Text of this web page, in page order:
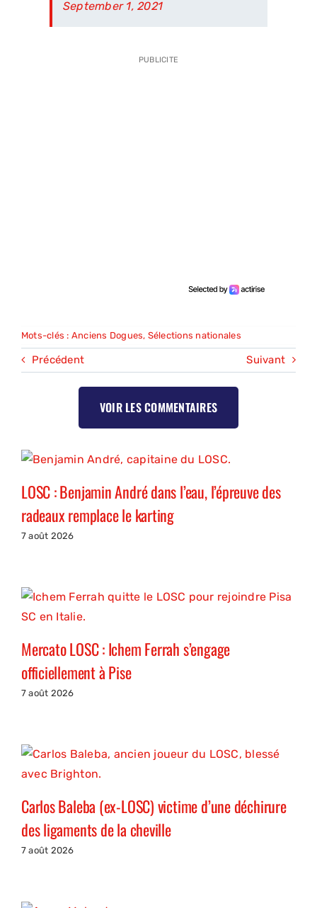
September 1, 2021
PUBLICITE
Mots-clés : Anciens Dogues, Sélections nationales
Précédent Suivant
VOIR LES COMMENTAIRES
LOSC : Benjamin André dans l’eau, l’épreuve des
radeaux remplace le karting
7 août 2026
Mercato LOSC : Ichem Ferrah s’engage
officiellement à Pise
7 août 2026
Carlos Baleba (ex-LOSC) victime d’une déchirure
des ligaments de la cheville
7 août 2026